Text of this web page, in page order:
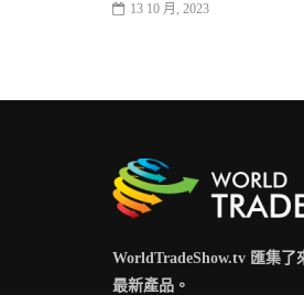
13 10 月, 2023
WorldTradeShow.tv 匯集
最新產品。